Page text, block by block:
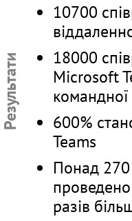
Результати
10700
18000
Microsoft
командної
600%
Teams
Понад 270
разів